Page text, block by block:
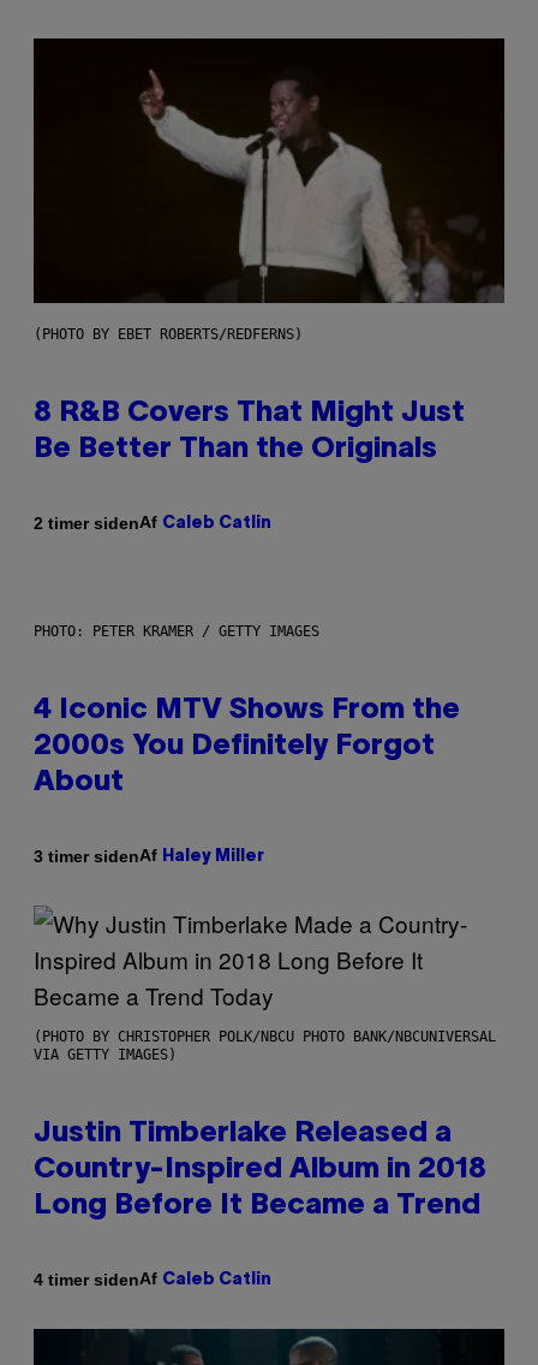
(PHOTO BY EBET ROBERTS/REDFERNS)
8 R&B Covers That Might Just
Be Better Than the Originals
2 timer sidenAf Caleb Catlin
PHOTO: PETER KRAMER / GETTY IMAGES
4 Iconic MTV Shows From the
2000s You Definitely Forgot
About
3 timer sidenAf Haley Miller
(PHOTO BY CHRISTOPHER POLK/NBCU PHOTO BANK/NBCUNIVERSAL
VIA GETTY IMAGES)
Justin Timberlake Released a
Country-Inspired Album in 2018
Long Before It Became a Trend
4 timer sidenAf Caleb Catlin